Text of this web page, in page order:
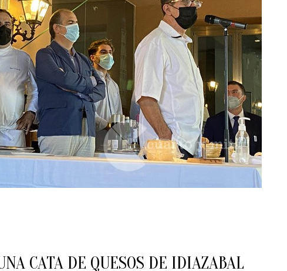
CATA DE QUESOS DE IDIAZABAL